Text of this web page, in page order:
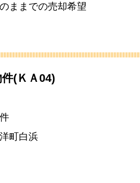
までの売却希望
(ＫＡ04)
町白浜